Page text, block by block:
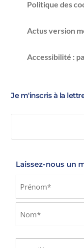
Politique des
Actus version
Accessibilité :
Je m'inscris à la
Laissez-nous un
Prénom